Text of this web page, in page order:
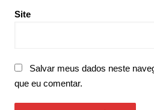
Site
Salvar meus dados neste
que eu comentar.